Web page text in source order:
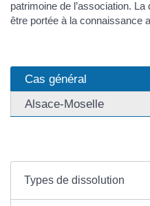
patrimoine de l’association.
être portée à la connaissance
Cas général
Alsace-Moselle
Types de dissolution